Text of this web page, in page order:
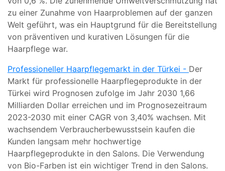
zu einer Zunahme von Haarproblemen auf der ganzen
Welt geführt, was ein Hauptgrund für die Bereitstellung
von präventiven und kurativen Lösungen für die
Haarpflege war.
Professioneller Haarpflegemarkt in der Türkei - Der
Markt für professionelle Haarpflegeprodukte in der
Türkei wird Prognosen zufolge im Jahr 2030 1,66
Milliarden Dollar erreichen und im Prognosezeitraum
2023-2030 mit einer CAGR von 3,40% wachsen. Mit
wachsendem Verbraucherbewusstsein kaufen die
Kunden langsam mehr hochwertige
Haarpflegeprodukte in den Salons. Die Verwendung
von Bio-Farben ist ein wichtiger Trend in den Salons.